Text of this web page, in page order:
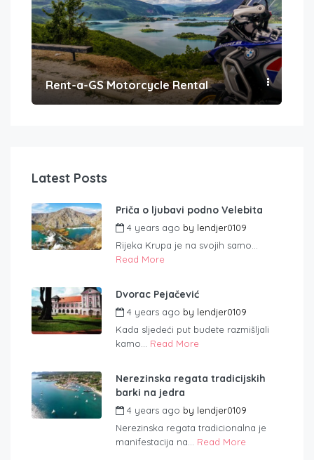
Rent-a-GS Motorcycle Rental
Latest Posts
Priča o ljubavi podno Velebita
4 years ago by lendjer0109
Rijeka Krupa je na svojih samo...
Read More
Dvorac Pejačević
4 years ago by lendjer0109
Kada sljedeći put budete razmišljali
kamo... Read More
Nerezinska regata tradicijskih
barki na jedra
4 years ago by lendjer0109
Nerezinska regata tradicionalna je
manifestacija na... Read More